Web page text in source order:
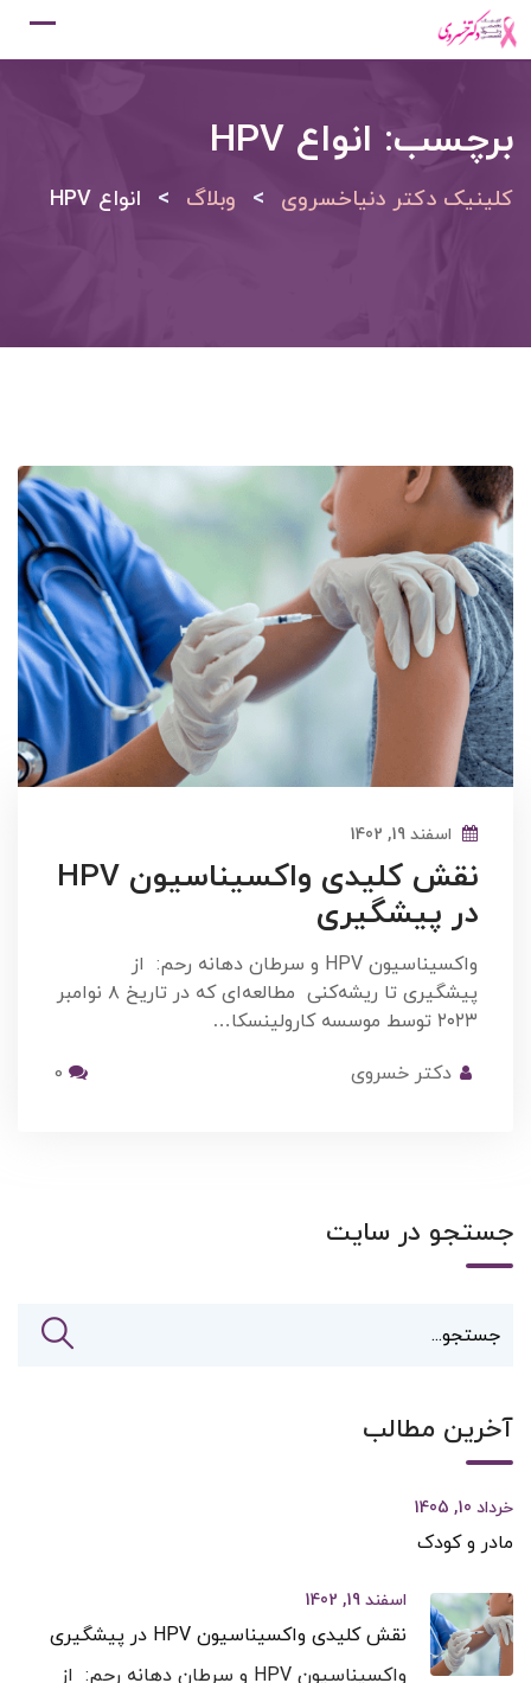
Skip
to
برچسب: انواع HPV
کلینیک دکتر دنیاخسروی > وبلاگ > انواع HPV
اسفند 19, 1402
نقش کلیدی واکسیناسیون HPV
در پیشگیری
واکسیناسیون HPV و سرطان دهانه رحم: از
پیشگیری تا ریشه‌کنی مطالعه‌ای که در تاریخ ۸ نوامبر
۲۰۲۳ توسط موسسه کارولینسکا…
دکتر خسروی
جستجو در سایت
آخرین مطالب
خرداد 10, 1405
مادر و کودک
اسفند 19, 1402
نقش کلیدی واکسیناسیون HPV در پیشگیری
واکسیناسیون HPV و سرطان دهانه رحم: از